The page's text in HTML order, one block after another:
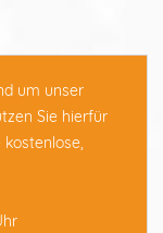
um unser
Sie hierfür